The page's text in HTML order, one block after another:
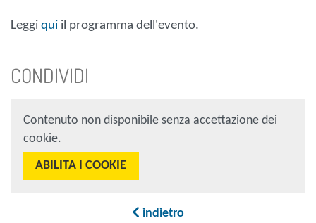
Leggi qui il programma dell'evento.
CONDIVIDI
Contenuto non disponibile senza accettazione dei
cookie.
ABILITA I COOKIE
indietro